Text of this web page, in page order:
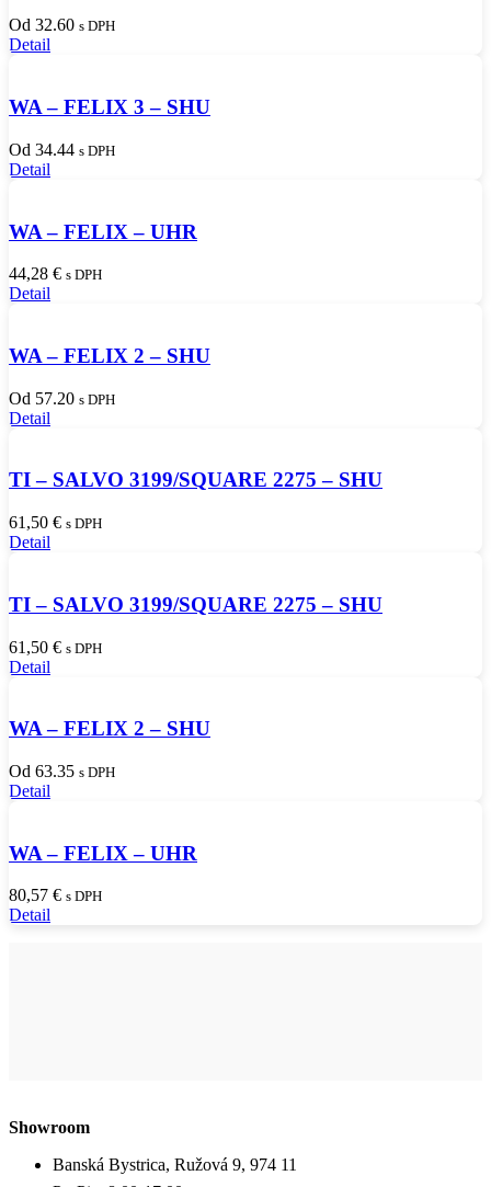
Od 32.60 s DPH
Detail
WA – FELIX 3 – SHU
Od 34.44 s DPH
Detail
WA – FELIX – UHR
44,28 € s DPH
Detail
WA – FELIX 2 – SHU
Od 57.20 s DPH
Detail
TI – SALVO 3199/SQUARE 2275 – SHU
61,50 € s DPH
Detail
TI – SALVO 3199/SQUARE 2275 – SHU
61,50 € s DPH
Detail
WA – FELIX 2 – SHU
Od 63.35 s DPH
Detail
WA – FELIX – UHR
80,57 € s DPH
Detail
Showroom
Banská Bystrica, Ružová 9, 974 11